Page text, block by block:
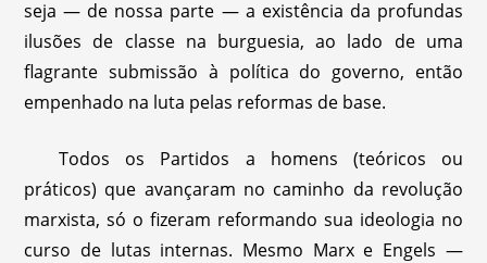
seja — de nossa parte — a existência da profundas
ilusões de classe na burguesia, ao lado de uma
flagrante submissão à política do governo, então
empenhado na luta pelas reformas de base.
Todos os Partidos a homens (teóricos ou
práticos) que avançaram no caminho da revolução
marxista, só o fizeram reformando sua ideologia no
curso de lutas internas. Mesmo Marx e Engels —